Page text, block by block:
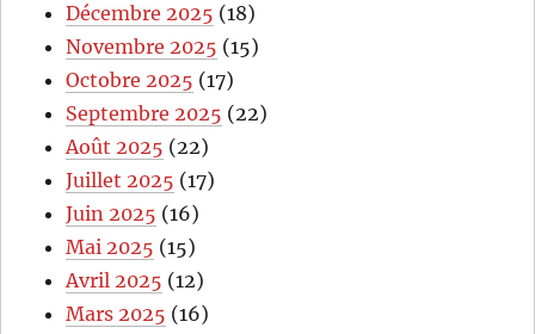
Décembre 2025 (18)
Novembre 2025 (15)
Octobre 2025 (17)
Septembre 2025 (22)
Août 2025 (22)
Juillet 2025 (17)
Juin 2025 (16)
Mai 2025 (15)
Avril 2025 (12)
Mars 2025 (16)